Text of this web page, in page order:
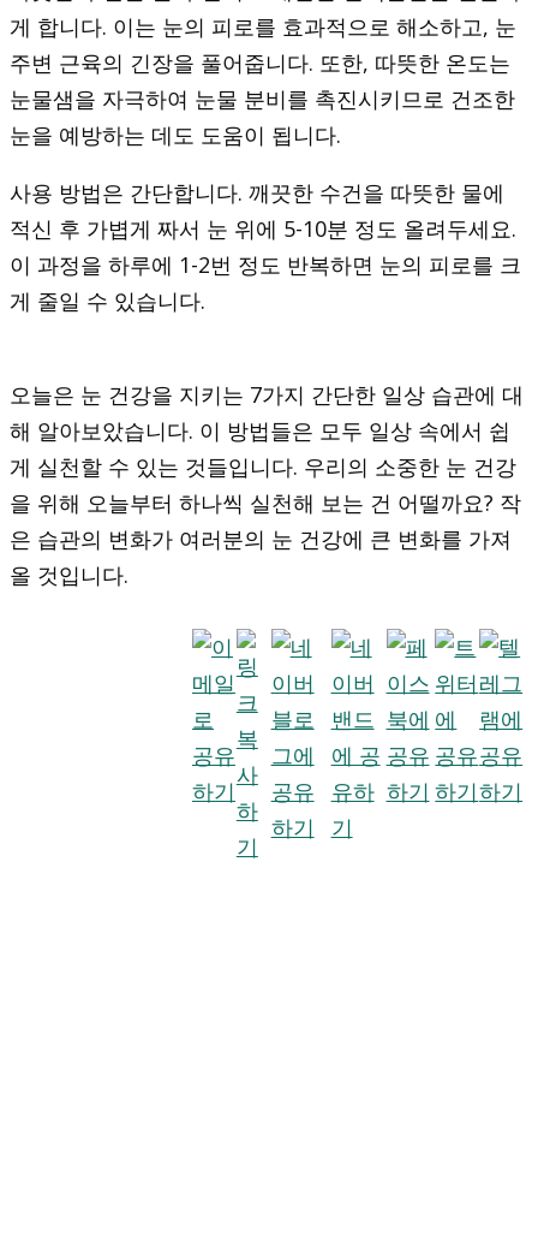
게 합니다. 이는 눈의 피로를 효과적으로 해소하고, 눈
주변 근육의 긴장을 풀어줍니다. 또한, 따뜻한 온도는
눈물샘을 자극하여 눈물 분비를 촉진시키므로 건조한
눈을 예방하는 데도 도움이 됩니다.
사용 방법은 간단합니다. 깨끗한 수건을 따뜻한 물에
적신 후 가볍게 짜서 눈 위에 5-10분 정도 올려두세요.
이 과정을 하루에 1-2번 정도 반복하면 눈의 피로를 크
게 줄일 수 있습니다.
오늘은 눈 건강을 지키는 7가지 간단한 일상 습관에 대
해 알아보았습니다. 이 방법들은 모두 일상 속에서 쉽
게 실천할 수 있는 것들입니다. 우리의 소중한 눈 건강
을 위해 오늘부터 하나씩 실천해 보는 건 어떨까요? 작
은 습관의 변화가 여러분의 눈 건강에 큰 변화를 가져
올 것입니다.